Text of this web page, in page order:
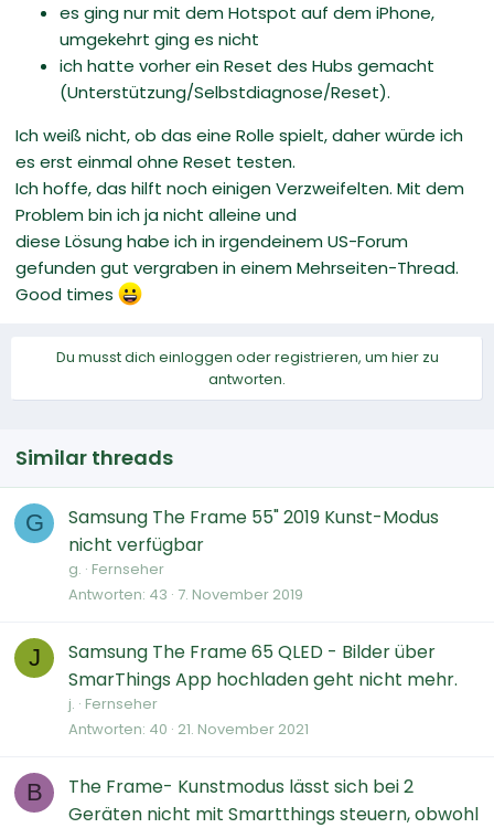
es ging nur mit dem Hotspot auf dem iPhone,
umgekehrt ging es nicht
ich hatte vorher ein Reset des Hubs gemacht
(Unterstützung/Selbstdiagnose/Reset).
Ich weiß nicht, ob das eine Rolle spielt, daher würde ich
es erst einmal ohne Reset testen.
Ich hoffe, das hilft noch einigen Verzweifelten. Mit dem
Problem bin ich ja nicht alleine und
diese Lösung habe ich in irgendeinem US-Forum
gefunden gut vergraben in einem Mehrseiten-Thread.
Good times
Du musst dich einloggen oder registrieren, um hier zu
antworten.
Similar threads
G
Samsung The Frame 55" 2019 Kunst-Modus
nicht verfügbar
g. Fernseher
Antworten 43 7. November 2019
J
Samsung The Frame 65 QLED - Bilder über
SmarThings App hochladen geht nicht mehr.
j. Fernseher
Antworten 40 21. November 2021
B
The Frame- Kunstmodus lässt sich bei 2
Geräten nicht mit Smartthings steuern, obwohl